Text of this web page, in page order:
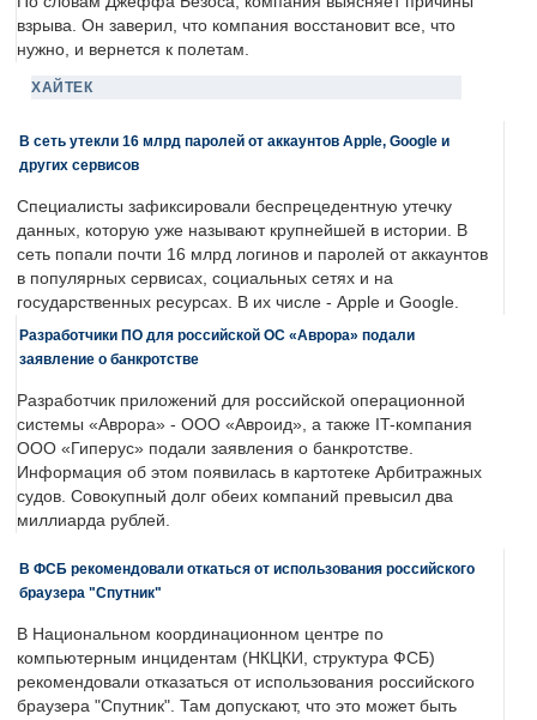
взрыва. Он заверил, что компания восстановит все, что
нужно, и вернется к полетам.
ХАЙТЕК
В сеть утекли 16 млрд паролей от аккаунтов Apple, Google и
других сервисов
Специалисты зафиксировали беспрецедентную утечку
данных, которую уже называют крупнейшей в истории. В
сеть попали почти 16 млрд логинов и паролей от аккаунтов
в популярных сервисах, социальных сетях и на
государственных ресурсах. В их числе - Apple и Google.
Разработчики ПО для российской ОС «Аврора» подали
заявление о банкротстве
Разработчик приложений для российской операционной
системы «Аврора» - ООО «Авроид», а также IT-компания
ООО «Гиперус» подали заявления о банкротстве.
Информация об этом появилась в картотеке Арбитражных
судов. Совокупный долг обеих компаний превысил два
миллиарда рублей.
В ФСБ рекомендовали откаться от использования российского
браузера "Спутник"
В Национальном координационном центре по
компьютерным инцидентам (НКЦКИ, структура ФСБ)
рекомендовали отказаться от использования российского
браузера "Спутник". Там допускают, что это может быть